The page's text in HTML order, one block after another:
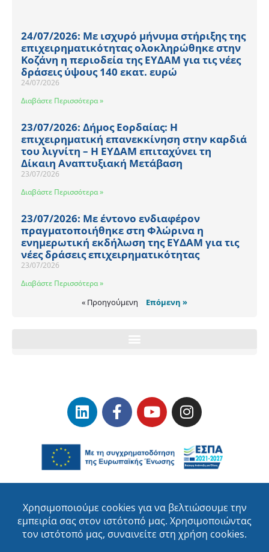
24/07/2026: Με ισχυρό μήνυμα στήριξης της
επιχειρηματικότητας ολοκληρώθηκε στην
Κοζάνη η περιοδεία της ΕΥΔΑΜ για τις νέες
δράσεις ύψους 140 εκατ. ευρώ
24/07/2026
Διαβάστε Περισσότερα »
23/07/2026: Δήμος Εορδαίας: Η
επιχειρηματική επανεκκίνηση στην καρδιά
του λιγνίτη – Η ΕΥΔΑΜ επιταχύνει τη
Δίκαιη Αναπτυξιακή Μετάβαση
23/07/2026
Διαβάστε Περισσότερα »
23/07/2026: Με έντονο ενδιαφέρον
πραγματοποιήθηκε στη Φλώρινα η
ενημερωτική εκδήλωση της ΕΥΔΑΜ για τις
νέες δράσεις επιχειρηματικότητας
23/07/2026
Διαβάστε Περισσότερα »
« Προηγούμενη Επόμενη »